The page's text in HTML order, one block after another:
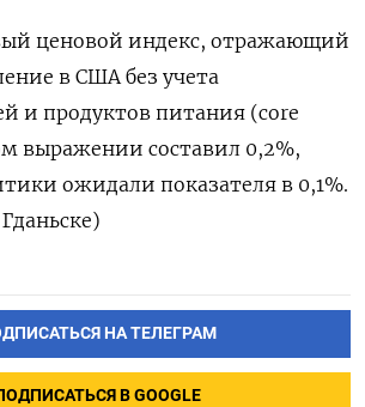
ценовой индекс, отражающий
в США без учета
и продуктов питания (core
выражении составил 0,2%,
ожидали показателя в 0,1%.
НА ТЕЛЕГРАМ
В GOOGLE